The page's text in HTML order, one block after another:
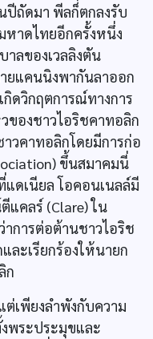
ปีถัดมา พีลก็ตกลงรับ
หาดไทยอีกครั้งหนึ่ง
ลของเวลลิงตัน
ยแคนนิงพากันลาออก
ดวิกฤตการณ์ทางการ
ของชาวไอริชคาทอลิก
วคาทอลิกโดยมีการก่อ
ขึ้นสมาคมนี่
แดเนียล โอคอนเนลล์มี
แคลร์ (Clare) ใน
การต่อต้านชาวไอริช
ละเรียกร้องให้นายก
ก
ต่เพียงลำพังกับความ
พระประมุขและ